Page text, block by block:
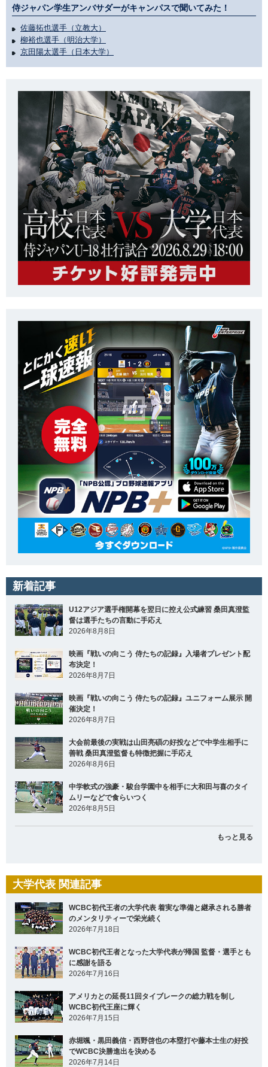
侍ジャパン学生アンバサダーがキャンパスで聞いてみた！
佐藤拓也選手（立教大）
柳裕也選手（明治大学）
京田陽太選手（日本大学）
新着記事
U12アジア選手権開幕を翌日に控え公式練習 桑田真澄監
督は選手たちの言動に手応え
2026年8月8日
映画『戦いの向こう 侍たちの記録』入場者プレゼント配
布決定！
2026年8月7日
映画『戦いの向こう 侍たちの記録』ユニフォーム展示 開
催決定！
2026年8月7日
大会前最後の実戦は山田亮碩の好投などで中学生相手に
善戦 桑田真澄監督も特徴把握に手応え
2026年8月6日
中学軟式の強豪・駿台学園中を相手に大和田与喜のタイ
ムリーなどで食らいつく
2026年8月5日
もっと見る
大学代表 関連記事
WCBC初代王者の大学代表 着実な準備と継承される勝者
のメンタリティーで栄光続く
2026年7月18日
WCBC初代王者となった大学代表が帰国 監督・選手とも
に感謝を語る
2026年7月16日
アメリカとの延長11回タイブレークの総力戦を制し
WCBC初代王座に輝く
2026年7月15日
赤堀颯・黒田義信・西野啓也の本塁打や藤本士生の好投
でWCBC決勝進出を決める
2026年7月14日